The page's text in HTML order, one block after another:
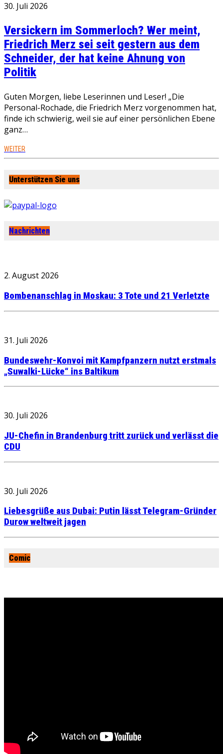
30. Juli 2026
Versickern im Sommerloch? Wer meint,
Friedrich Merz sei seit gestern aus dem
Schneider, der hat keine Ahnung von
Politik
Guten Morgen, liebe Leserinnen und Leser! „Die
Personal-Rochade, die Friedrich Merz vorgenommen hat,
finde ich schwierig, weil sie auf einer persönlichen Ebene
ganz…
WEITER
Unterstützen Sie uns
Nachrichten
2. August 2026
Bombenanschlag in Moskau: 3 Tote und 21 Verletzte
31. Juli 2026
Bundeswehr-Konvoi mit Kampfpanzern nutzt erstmals
„Suwalki-Lücke“ ins Baltikum
30. Juli 2026
JU-Chefin in Brandenburg tritt zurück und verlässt die
CDU
30. Juli 2026
Liebesgrüße aus Dubai: Putin lässt Telegram-Gründer
Durow weltweit jagen
Comic